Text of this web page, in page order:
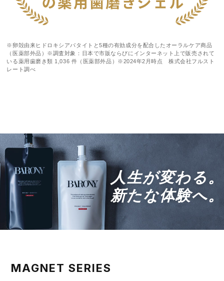
※卵殻由来ヒドロキシアパタイトと5種の有効成分を配合したオーラルケア商品
（医薬部外品）※調査対象：日本で市販ならびにインターネット上で販売されて
いる薬用歯磨き類 1,036 件（医薬部外品）※2024年2月時点 株式会社フルスト
レート調べ
人生が変わる。
新たな体験へ。
MAGNET SERIES